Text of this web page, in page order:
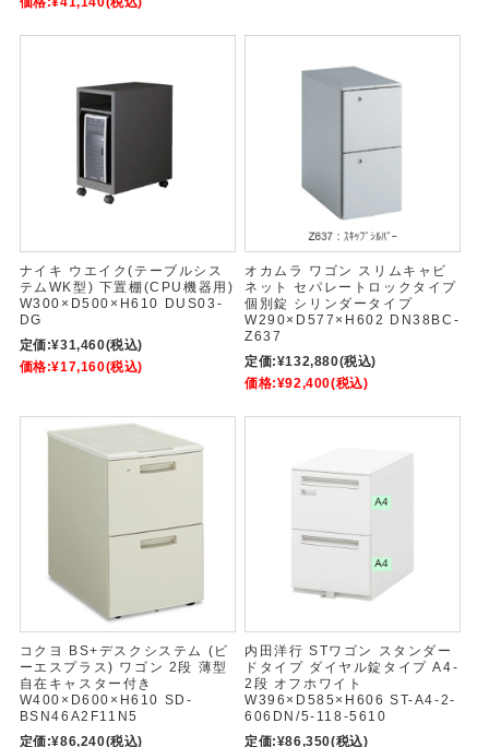
ナイキ ウエイク(テーブルシス
テムWK型) 下置棚(CPU機器用)
W300×D500×H610 DUS03-
DG
定価:¥31,460(税込)
価格:¥17,160(税込)
オカムラ ワゴン スリムキャビ
ネット セパレートロックタイプ
個別錠 シリンダータイプ
W290×D577×H602 DN38BC-
Z637
定価:¥132,880(税込)
価格:¥92,400(税込)
コクヨ BS+デスクシステム (ビ
ーエスプラス) ワゴン 2段 薄型
自在キャスター付き
W400×D600×H610 SD-
BSN46A2F11N5
定価:¥86,240(税込)
内田洋行 STワゴン スタンダー
ドタイプ ダイヤル錠タイプ A4-
2段 オフホワイト
W396×D585×H606 ST-A4-2-
606DN/5-118-5610
定価:¥86,350(税込)